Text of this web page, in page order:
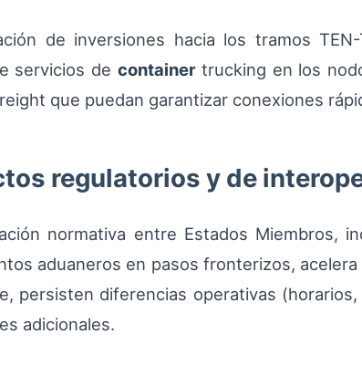
de inversiones hacia los tramos
servicios de containertrucking en los
que puedan garantizar conexiones
regulatorios y de
normativa entre Estados Miembros,
aduaneros en pasos fronterizos,
persisten diferencias operativas
adicionales.